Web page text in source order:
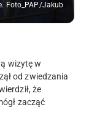
Foto_PAP/Jakub
wizytę w
od zwiedzania
że
zacząć